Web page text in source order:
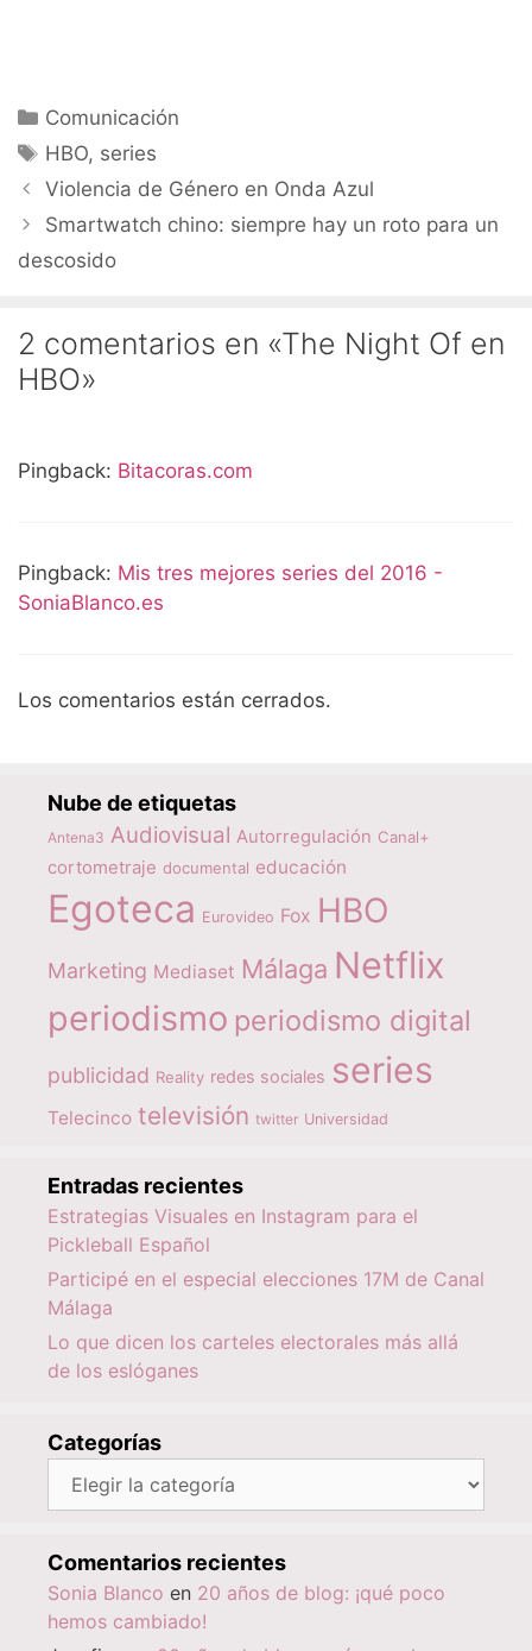
Categorías
Comunicación
Etiquetas
HBO, series
Violencia de Género en Onda Azul
Smartwatch chino: siempre hay un roto para un
descosido
2 comentarios en «The Night Of en
HBO»
Pingback: Bitacoras.com
Pingback: Mis tres mejores series del 2016 -
SoniaBlanco.es
Los comentarios están cerrados.
Nube de etiquetas
Antena3 Audiovisual Autorregulación Canal+
cortometraje documental educación
Egoteca Eurovideo Fox HBO
Marketing Mediaset Málaga Netflix
periodismo periodismo digital
publicidad Reality redes sociales series
Telecinco televisión twitter Universidad
Entradas recientes
Estrategias Visuales en Instagram para el
Pickleball Español
Participé en el especial elecciones 17M de Canal
Málaga
Lo que dicen los carteles electorales más allá
de los eslóganes
Categorías
Categorías
Comentarios recientes
Sonia Blanco en 20 años de blog: ¡qué poco
hemos cambiado!